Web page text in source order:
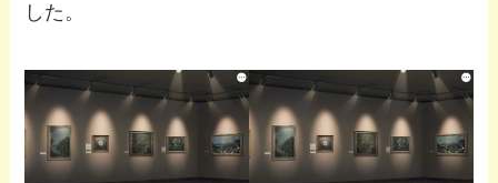
した。